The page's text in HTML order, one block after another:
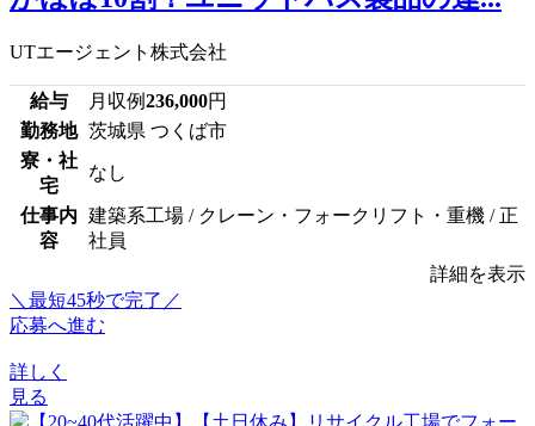
UTエージェント株式会社
給与 月収例236,000円
勤務地 茨城県 つくば市
寮・社
宅
なし
仕事内
容
建築系工場 / クレーン・フォークリフト・重機 / 正
社員
詳細を表示
＼最短45秒で完了／
応募へ進む
詳しく
見る